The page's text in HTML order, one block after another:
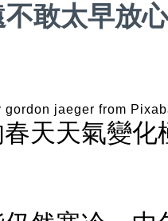
不敢太早放
gordon jaeger from
天天氣變